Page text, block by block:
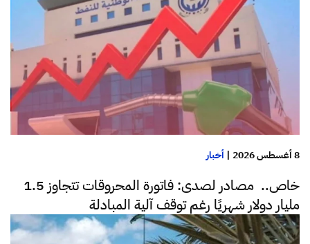
8 أغسطس 2026 | أخبار
خاص.. مصادر لصدى: فاتورة المحروقات تتجاوز 1.5
مليار دولار شهريًا رغم توقف آلية المبادلة